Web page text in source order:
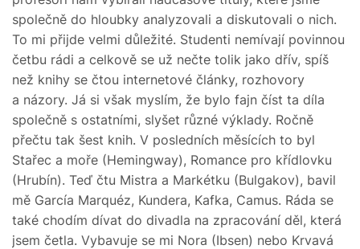
společně do hloubky analyzovali a diskutovali o nich.
To mi přijde velmi důležité. Studenti nemívají povinnou
četbu rádi a celkově se už nečte tolik jako dřív, spíš
než knihy se čtou internetové články, rozhovory
a názory. Já si však myslím, že bylo fajn číst ta díla
společně s ostatními, slyšet různé výklady. Ročně
přečtu tak šest knih. V posledních měsících to byl
Stařec a moře (Hemingway), Romance pro křídlovku
(Hrubín). Teď čtu Mistra a Markétku (Bulgakov), bavil
mě García Marquéz, Kundera, Kafka, Camus. Ráda se
také chodím dívat do divadla na zpracování děl, která
jsem četla. Vybavuje se mi Nora (Ibsen) nebo Krvavá